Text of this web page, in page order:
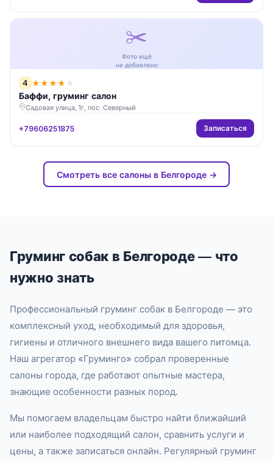
✂️
Фото ещё
не добавлено
4 ★★★★ ★
Баффи, груминг салон
Садовая улица, 1г, пос. Северный
+79606251875 Записаться
Смотреть все салоны в Белгороде →
Груминг собак в Белгороде — что
нужно знать
Профессиональный груминг собак в Белгороде — это
комплексный уход, необходимый для здоровья,
гигиены и отличного внешнего вида вашего питомца.
Наш агрегатор «Груминго» собрал проверенные
салоны города, где работают опытные мастера,
знающие особенности разных пород.
Мы помогаем владельцам быстро найти ближайший
или наиболее подходящий салон, сравнить услуги и
цены, а также записаться онлайн. Регулярный груминг